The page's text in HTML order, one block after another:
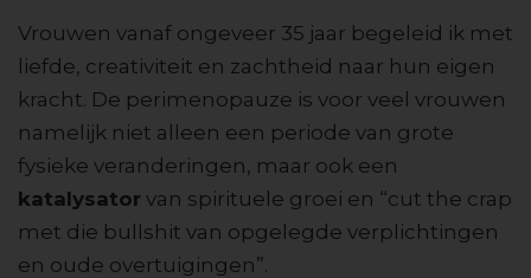
Vrouwen vanaf ongeveer 35 jaar begeleid ik met
liefde, creativiteit en zachtheid naar hun eigen
kracht. De perimenopauze is voor veel vrouwen
namelijk niet alleen een periode van grote
fysieke veranderingen, maar ook een
katalysator van spirituele groei en “cut the crap
met die bullshit van opgelegde verplichtingen
en oude overtuigingen”.